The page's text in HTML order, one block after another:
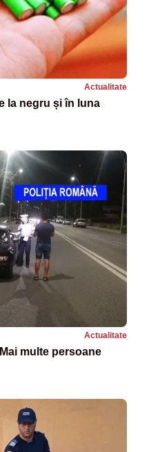
Actualitate
la negru și în luna
Actualitate
multe persoane